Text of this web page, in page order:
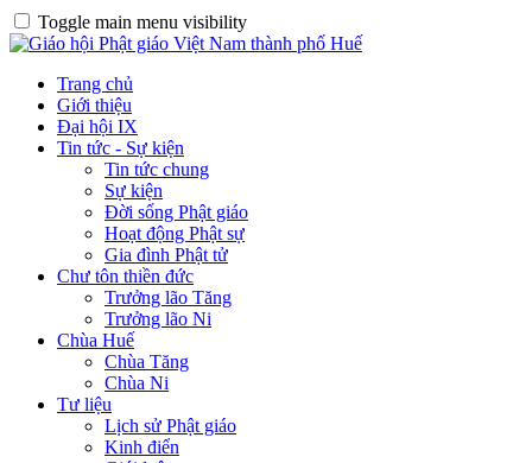
Toggle main menu visibility
Trang chủ
Giới thiệu
Đại hội IX
Tin tức - Sự kiện
Tin tức chung
Sự kiện
Đời sống Phật giáo
Hoạt động Phật sự
Gia đình Phật tử
Chư tôn thiền đức
Trưởng lão Tăng
Trưởng lão Ni
Chùa Huế
Chùa Tăng
Chùa Ni
Tư liệu
Lịch sử Phật giáo
Kinh điển